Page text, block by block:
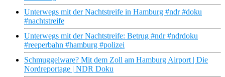
Unterwegs mit der Nachtstreife in Hamburg #ndr #doku
#nachtstreife
Unterwegs mit der Nachtstreife: Betrug #ndr #ndrdoku
#reeperbahn #hamburg #polizei
Schmuggelware? Mit dem Zoll am Hamburg Airport | Die
Nordreportage | NDR Doku